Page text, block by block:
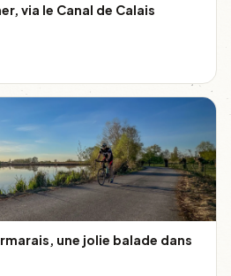
via le Canal de Calais
une jolie balade dans